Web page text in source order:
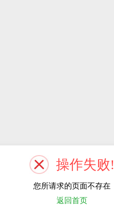
操作失败!
您所请求的页面不存在
返回首页